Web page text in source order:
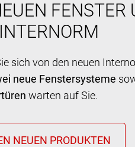
FENSTER
sich von den neuen
neue Fenstersysteme
warten auf Sie.